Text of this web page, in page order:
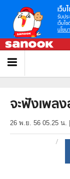
เว็บ
รับปร
เว็บไ
นโยบ
จะฟังเพล
26 พ.ย. 56 05.25 น.